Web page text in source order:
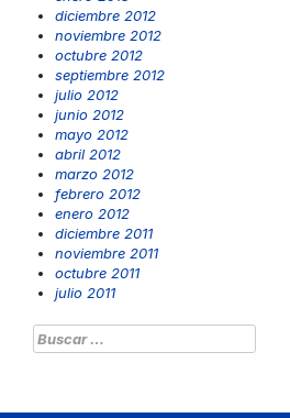
diciembre 2012
noviembre 2012
octubre 2012
septiembre 2012
julio 2012
junio 2012
mayo 2012
abril 2012
marzo 2012
febrero 2012
enero 2012
diciembre 2011
noviembre 2011
octubre 2011
julio 2011
Buscar: